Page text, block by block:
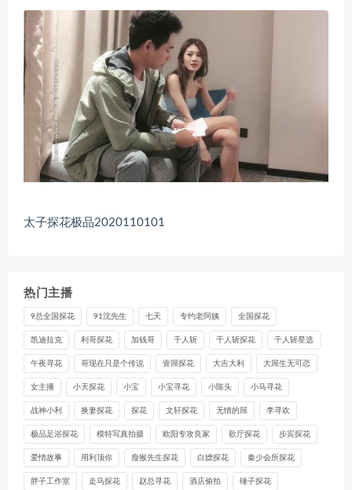
太子探花极品2020110101
热门主播
9总全国探花 91沈先生 七天 专约老阿姨 全国探花
凯迪拉克 利哥探花 加钱哥 千人斩 千人斩探花 千人斩星选
午夜寻花 哥现在只是个传说 壹屌探花 大吉大利 大屌生无可恋
女主播 小天探花 小宝 小宝寻花 小陈头 小马寻花
战神小利 换妻探花 探花 文轩探花 无情的屌 李寻欢
极品足浴探花 模特写真拍摄 欧阳专攻良家 歌厅探花 步宾探花
爱情故事 用利顶你 瘦猴先生探花 白嫖探花 秦少会所探花
胖子工作室 走马探花 赵总寻花 酒店偷拍 锤子探花